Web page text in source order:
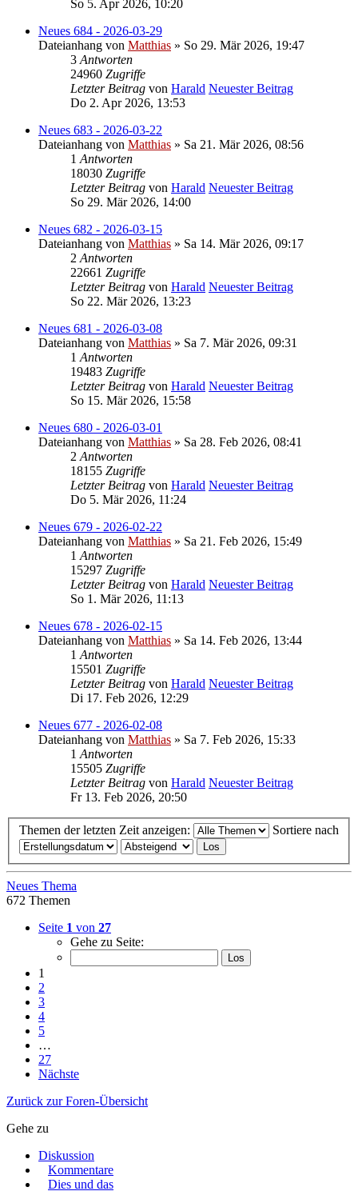
So 5. Apr 2026, 10:20
Neues 684 - 2026-03-29
Dateianhang von Matthias » So 29. Mär 2026, 19:47
3 Antworten
24960 Zugriffe
Letzter Beitrag von Harald Neuester Beitrag
Do 2. Apr 2026, 13:53
Neues 683 - 2026-03-22
Dateianhang von Matthias » Sa 21. Mär 2026, 08:56
1 Antworten
18030 Zugriffe
Letzter Beitrag von Harald Neuester Beitrag
So 29. Mär 2026, 14:00
Neues 682 - 2026-03-15
Dateianhang von Matthias » Sa 14. Mär 2026, 09:17
2 Antworten
22661 Zugriffe
Letzter Beitrag von Harald Neuester Beitrag
So 22. Mär 2026, 13:23
Neues 681 - 2026-03-08
Dateianhang von Matthias » Sa 7. Mär 2026, 09:31
1 Antworten
19483 Zugriffe
Letzter Beitrag von Harald Neuester Beitrag
So 15. Mär 2026, 15:58
Neues 680 - 2026-03-01
Dateianhang von Matthias » Sa 28. Feb 2026, 08:41
2 Antworten
18155 Zugriffe
Letzter Beitrag von Harald Neuester Beitrag
Do 5. Mär 2026, 11:24
Neues 679 - 2026-02-22
Dateianhang von Matthias » Sa 21. Feb 2026, 15:49
1 Antworten
15297 Zugriffe
Letzter Beitrag von Harald Neuester Beitrag
So 1. Mär 2026, 11:13
Neues 678 - 2026-02-15
Dateianhang von Matthias » Sa 14. Feb 2026, 13:44
1 Antworten
15501 Zugriffe
Letzter Beitrag von Harald Neuester Beitrag
Di 17. Feb 2026, 12:29
Neues 677 - 2026-02-08
Dateianhang von Matthias » Sa 7. Feb 2026, 15:33
1 Antworten
15505 Zugriffe
Letzter Beitrag von Harald Neuester Beitrag
Fr 13. Feb 2026, 20:50
Themen der letzten Zeit anzeigen: Sortiere nach
Neues Thema
672 Themen
Seite 1 von 27
Gehe zu Seite:
1
2
3
4
5
…
27
Nächste
Zurück zur Foren-Übersicht
Gehe zu
Diskussion
Kommentare
Dies und das